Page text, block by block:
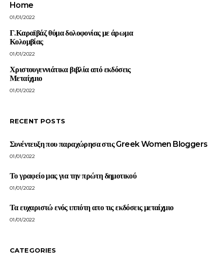
Home
01/01/2022
Γ.Καραϊβάζ θύμα δολοφονίας με άρωμα
Κολομβίας
01/01/2022
Χριστουγεννιάτικα βιβλία από εκδόσεις
Μεταίχμιο
01/01/2022
RECENT POSTS
Συνέντευξη που παραχώρησα στις Greek Women Bloggers
01/01/2022
Το γραφείο μας για την πρώτη δημοτικού
01/01/2022
Τα ευχαριστώ ενός ιππότη απο τις εκδόσεις μεταίχμιο
01/01/2022
CATEGORIES